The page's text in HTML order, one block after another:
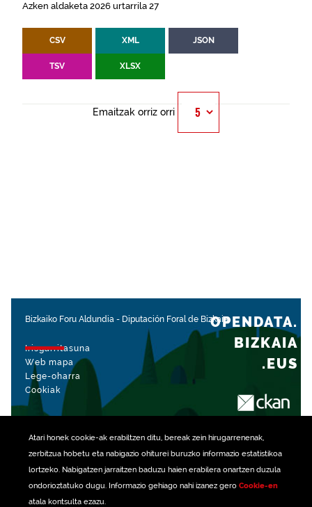
Atari honek cookie-ak erabiltzen ditu, bereak zein hirugarrenenak,
zerbitzua hobetu eta nabigazio ohiturei buruzko informazio estatistikoa
lortzeko. Nabigatzen jarraitzen baduzu haien erabilera onartzen duzula
ondorioztatuko dugu. Informazio gehiago nahi izanez gero Cookie-en
atala kontsulta ezazu.
Azken aldaketa 2026 urtarrila 27
CSV XML JSON
TSV XLSX
Emaitzak orriz orri
Bizkaiko Foru Aldundia - Diputación Foral de Bizkaia
Irisgarritasuna
Web mapa
Lege-oharra
Cookiak
OPENDATA.
BIZKAIA
.EUS